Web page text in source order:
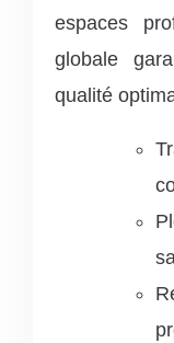
espaces
globale
qualité